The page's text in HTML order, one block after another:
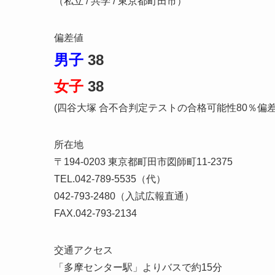
偏差値
男子 38
女子 38
(四谷大塚 合不合判定テストの合格可能性80％偏
所在地
〒194-0203 東京都町田市図師町11-2375
TEL.042-789-5535（代）
042-793-2480（入試広報直通）
FAX.042-793-2134
交通アクセス
「多摩センター駅」よりバスで約15分